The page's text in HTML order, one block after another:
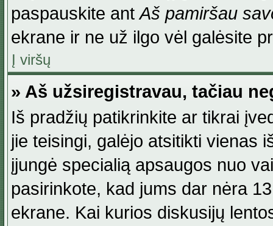
paspauskite antAš pamiršau
ekrane ir ne už ilgo vėl galėsite
Į viršų
» Aš užsiregistravau, tačiau
Iš pradžių patikrinkite ar tikrai
jie teisingi, galėjo atsitikti vienas
įjungė specialią apsaugos nuo
pasirinkote, kad jums dar nėra
ekrane. Kai kurios diskusijų